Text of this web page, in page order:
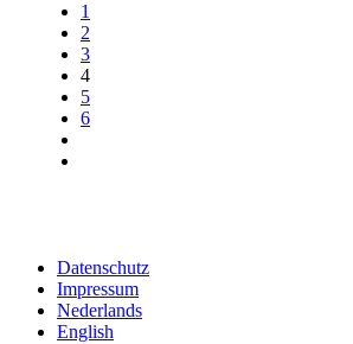
1
2
3
4
5
6
Datenschutz
Impressum
Nederlands
English